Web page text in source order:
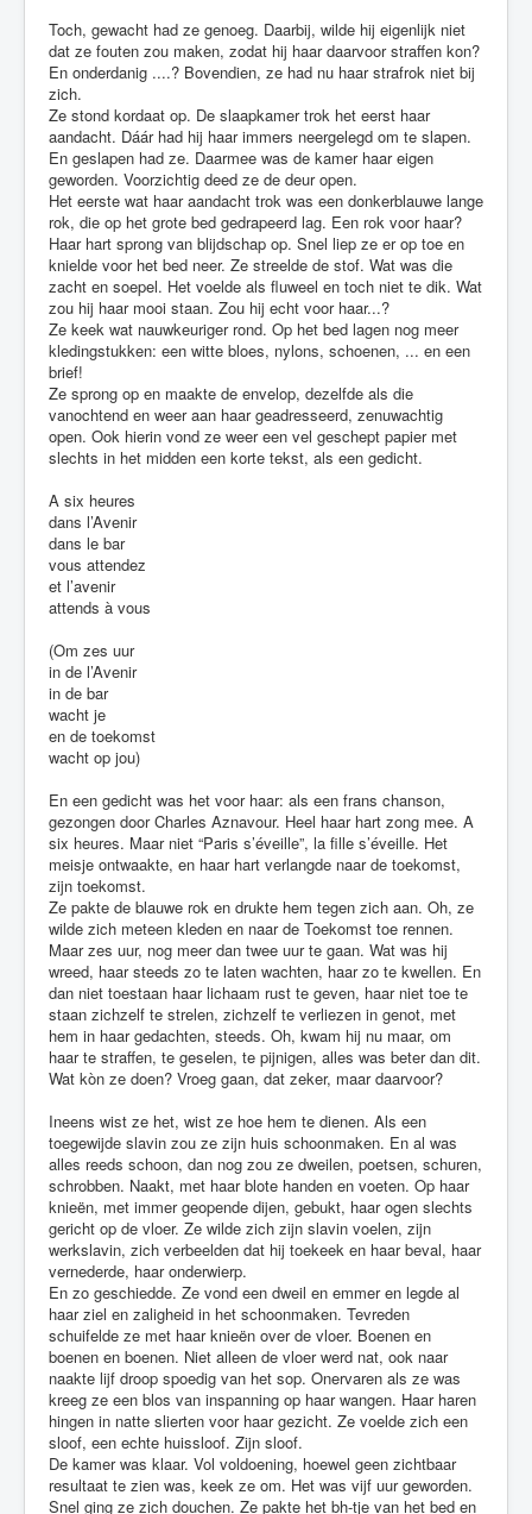
Toch, gewacht had ze genoeg. Daarbij, wilde hij eigenlijk niet
dat ze fouten zou maken, zodat hij haar daarvoor straffen kon?
En onderdanig ....? Bovendien, ze had nu haar strafrok niet bij
zich.
Ze stond kordaat op. De slaapkamer trok het eerst haar
aandacht. Dáár had hij haar immers neergelegd om te slapen.
En geslapen had ze. Daarmee was de kamer haar eigen
geworden. Voorzichtig deed ze de deur open.
Het eerste wat haar aandacht trok was een donkerblauwe lange
rok, die op het grote bed gedrapeerd lag. Een rok voor haar?
Haar hart sprong van blijdschap op. Snel liep ze er op toe en
knielde voor het bed neer. Ze streelde de stof. Wat was die
zacht en soepel. Het voelde als fluweel en toch niet te dik. Wat
zou hij haar mooi staan. Zou hij echt voor haar...?
Ze keek wat nauwkeuriger rond. Op het bed lagen nog meer
kledingstukken: een witte bloes, nylons, schoenen, ... en een
brief!
Ze sprong op en maakte de envelop, dezelfde als die
vanochtend en weer aan haar geadresseerd, zenuwachtig
open. Ook hierin vond ze weer een vel geschept papier met
slechts in het midden een korte tekst, als een gedicht.
A six heures
dans l’Avenir
dans le bar
vous attendez
et l’avenir
attends à vous
(Om zes uur
in de l’Avenir
in de bar
wacht je
en de toekomst
wacht op jou)
En een gedicht was het voor haar: als een frans chanson,
gezongen door Charles Aznavour. Heel haar hart zong mee. A
six heures. Maar niet “Paris s’éveille”, la fille s’éveille. Het
meisje ontwaakte, en haar hart verlangde naar de toekomst,
zijn toekomst.
Ze pakte de blauwe rok en drukte hem tegen zich aan. Oh, ze
wilde zich meteen kleden en naar de Toekomst toe rennen.
Maar zes uur, nog meer dan twee uur te gaan. Wat was hij
wreed, haar steeds zo te laten wachten, haar zo te kwellen. En
dan niet toestaan haar lichaam rust te geven, haar niet toe te
staan zichzelf te strelen, zichzelf te verliezen in genot, met
hem in haar gedachten, steeds. Oh, kwam hij nu maar, om
haar te straffen, te geselen, te pijnigen, alles was beter dan dit.
Wat kòn ze doen? Vroeg gaan, dat zeker, maar daarvoor?
Ineens wist ze het, wist ze hoe hem te dienen. Als een
toegewijde slavin zou ze zijn huis schoonmaken. En al was
alles reeds schoon, dan nog zou ze dweilen, poetsen, schuren,
schrobben. Naakt, met haar blote handen en voeten. Op haar
knieën, met immer geopende dijen, gebukt, haar ogen slechts
gericht op de vloer. Ze wilde zich zijn slavin voelen, zijn
werkslavin, zich verbeelden dat hij toekeek en haar beval, haar
vernederde, haar onderwierp.
En zo geschiedde. Ze vond een dweil en emmer en legde al
haar ziel en zaligheid in het schoonmaken. Tevreden
schuifelde ze met haar knieën over de vloer. Boenen en
boenen en boenen. Niet alleen de vloer werd nat, ook naar
naakte lijf droop spoedig van het sop. Onervaren als ze was
kreeg ze een blos van inspanning op haar wangen. Haar haren
hingen in natte slierten voor haar gezicht. Ze voelde zich een
sloof, een echte huissloof. Zijn sloof.
De kamer was klaar. Vol voldoening, hoewel geen zichtbaar
resultaat te zien was, keek ze om. Het was vijf uur geworden.
Snel ging ze zich douchen. Ze pakte het bh-tje van het bed en